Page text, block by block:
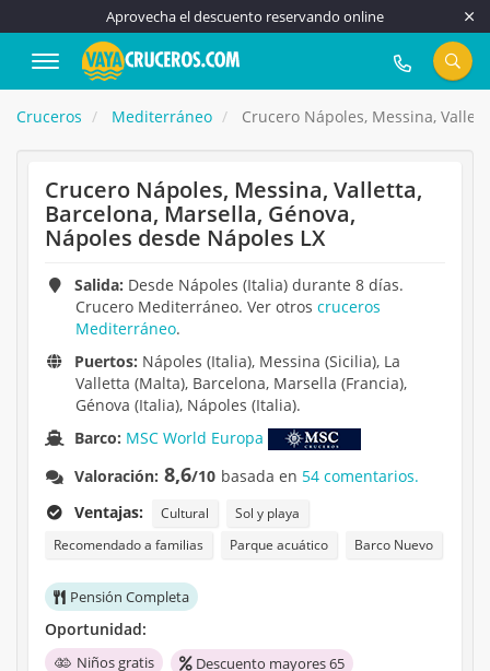
Aprovecha el descuento reservando online
917 815 555
Cruceros Mediterráneo Crucero Nápoles, Messina,
Crucero Nápoles, Messina, Valletta,
Barcelona, Marsella, Génova,
Nápoles desde Nápoles LX
Salida: Desde Nápoles (Italia) durante 8 días.
Crucero Mediterráneo. Ver otros cruceros
Mediterráneo.
Puertos: Nápoles (Italia), Messina (Sicilia), La
Valletta (Malta), Barcelona, Marsella (Francia),
Génova (Italia), Nápoles (Italia).
Barco: MSC World Europa
Valoración: 8,6/10 basada en 54 comentarios.
Ventajas:
Cultural
Sol y playa
Recomendado a familias
Parque acuático Barco Nuevo
Pensión Completa
Oportunidad:
Niños gratis Descuento mayores 65